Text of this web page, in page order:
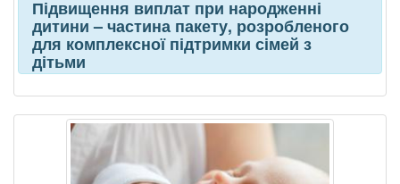
Підвищення виплат при народженні
дитини – частина пакету, розробленого
для комплексної підтримки сімей з
дітьми